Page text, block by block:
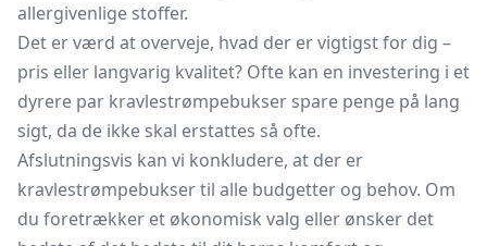
allergivenlige stoffer.
Det er værd at overveje, hvad der er vigtigst for dig –
pris eller langvarig kvalitet? Ofte kan en investering i et
dyrere par kravlestrømpebukser spare penge på lang
sigt, da de ikke skal erstattes så ofte.
Afslutningsvis kan vi konkludere, at der er
kravlestrømpebukser til alle budgetter og behov. Om
du foretrækker et økonomisk valg eller ønsker det